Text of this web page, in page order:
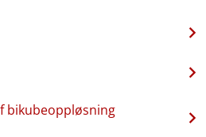
bikubeoppløsning